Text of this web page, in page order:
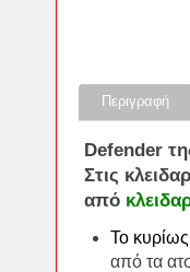
Περιγραφή
Defender
Στις
από
Το
από τα